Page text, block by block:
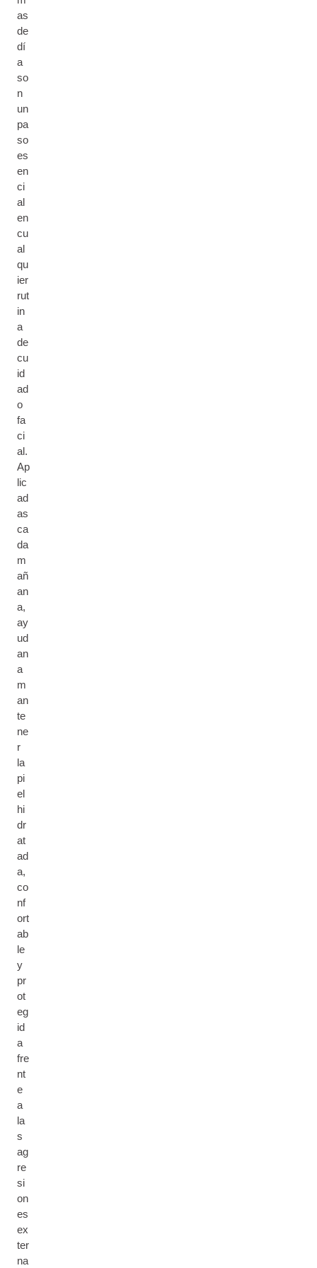
as
de
dí
a
so
n
un
pa
so
es
en
ci
al
en
cu
al
qu
ier
rut
in
a
de
cu
id
ad
o
fa
ci
al.
Ap
lic
ad
as
ca
da
m
añ
an
a,
ay
ud
an
a
m
an
te
ne
r
la
pi
el
hi
dr
at
ad
a,
co
nf
ort
ab
le
y
pr
ot
eg
id
a
fre
nt
e
a
la
s
ag
re
si
on
es
ex
ter
na